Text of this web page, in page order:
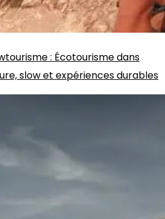
: Écotourisme dans
slow et expériences durables